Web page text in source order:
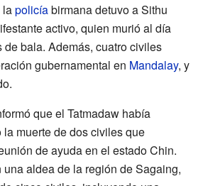
lapolicíabirmana detuvo a Sithu
activo, quien murió al día
bala. Además, cuatro civiles
gubernamental en Mandalay, y
que el Tatmadaw había
muerte de dos civiles que
de ayuda en el estado Chin.
aldea de la región de Sagaing,